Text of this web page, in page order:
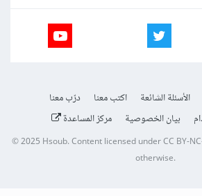
الأسئلة الشائعة اكتب معنا
درّب معنا
بيان الخصوصية مركز المساعدة
© 2025Hsoub.Content licensed underCC BY-
otherwise.